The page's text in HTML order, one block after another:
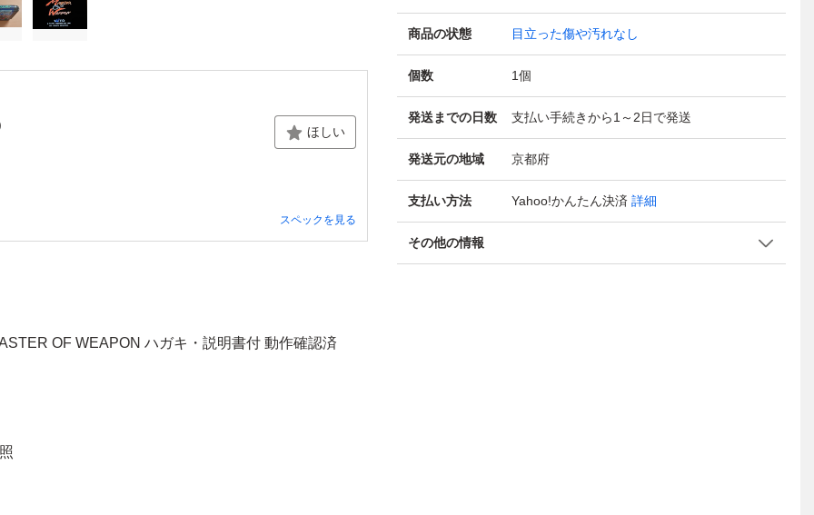
ほしい
スペックを見る
商品の状態 目立った傷や汚れなし
個数 1個
発送までの日数 支払い手続きから1～2日で発送
発送元の地域 京都府
支払い方法 Yahoo!かんたん決済 詳細
その他の情報